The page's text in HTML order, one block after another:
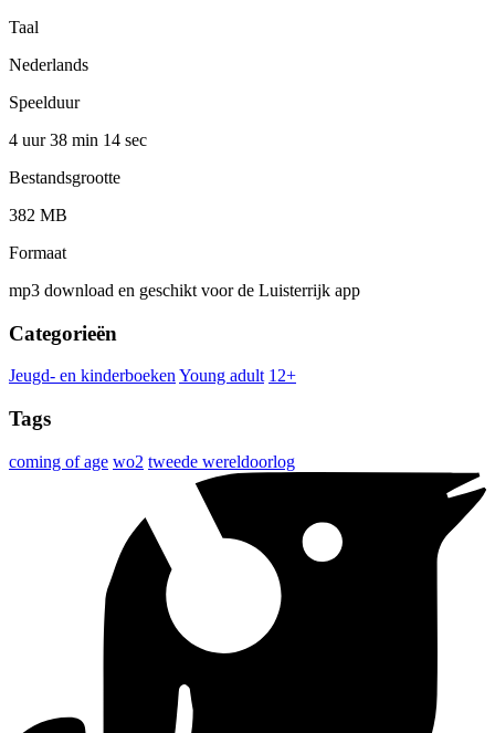
Taal
Nederlands
Speelduur
4 uur 38 min 14 sec
Bestandsgrootte
382 MB
Formaat
mp3 download en geschikt voor de Luisterrijk app
Categorieën
Jeugd- en kinderboeken Young adult 12+
Tags
coming of age wo2 tweede wereldoorlog